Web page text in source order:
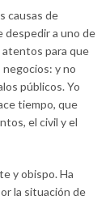
causas de
despedir a uno de
atentos para que
y no
públicos. Yo
tiempo, que
el civil y el
y obispo. Ha
la situación de